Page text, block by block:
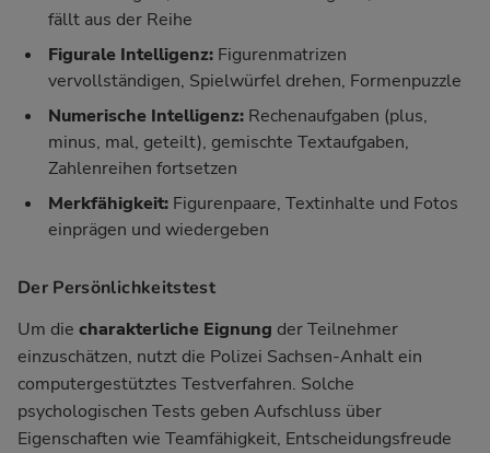
fällt aus der Reihe
Figurale Intelligenz: Figurenmatrizen
vervollständigen, Spielwürfel drehen, Formenpuzzle
Numerische Intelligenz: Rechenaufgaben (plus,
minus, mal, geteilt), gemischte Textaufgaben,
Zahlenreihen fortsetzen
Merkfähigkeit: Figurenpaare, Textinhalte und Fotos
einprägen und wiedergeben
Der Persönlichkeitstest
Um die charakterliche Eignung der Teilnehmer
einzuschätzen, nutzt die Polizei Sachsen-Anhalt ein
computergestütztes Testverfahren. Solche
psychologischen Tests geben Aufschluss über
Eigenschaften wie Teamfähigkeit, Entscheidungsfreude